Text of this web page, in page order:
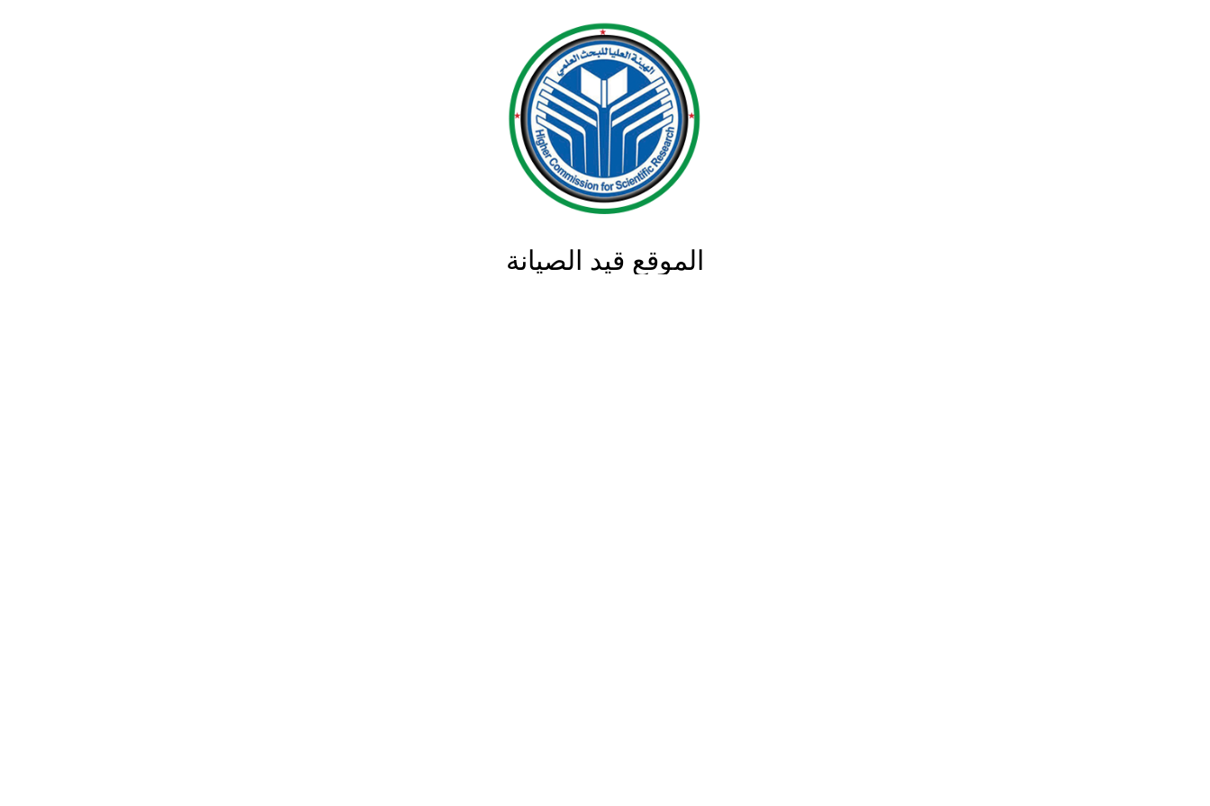
الموقع قيد الصيانة